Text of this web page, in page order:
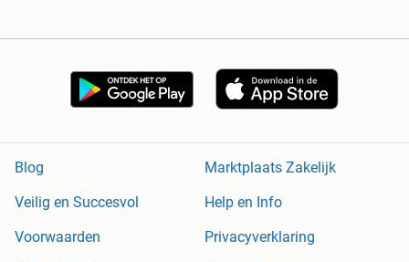
Blog
Marktplaats Zakelijk
Veilig en Succesvol
Help en Info
Voorwaarden
Privacyverklaring